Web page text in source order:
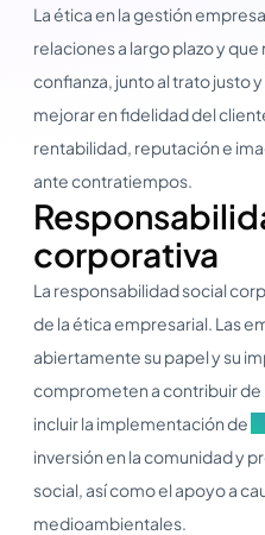
La ética en la gestión
relaciones a largo plazo y
confianza, junto al trato justo
mejorar en fidelidad del
rentabilidad, reputación e
ante contratiempos.
corporativa
La responsabilidad social
de la ética empresarial. Las
abiertamente su papel y su
comprometen a contribuir
incluir la implementación de
inversión en la comunidad y
social, así como el apoyo a
medioambientales.